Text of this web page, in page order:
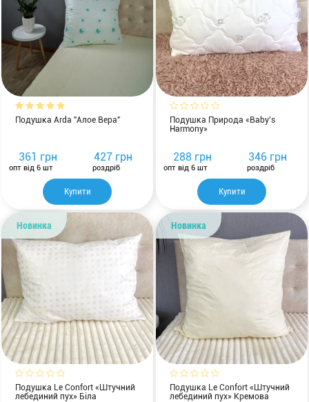
Подушка Arda "Алое Вера"
Купити
361 грн
опт від 6 шт
427 грн
роздріб
Подушка Природа «Baby's
Harmony»
Купити
288 грн
опт від 6 шт
346 грн
роздріб
Новинка
Подушка Le Confort «Штучний
лебединий пух» Біла
Новинка
Подушка Le Confort «Штучний
лебединий пух» Кремова